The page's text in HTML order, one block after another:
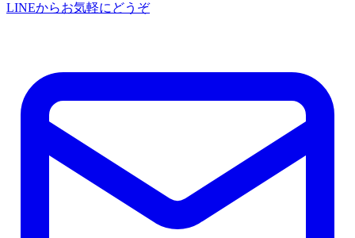
LINEからお気軽にどうぞ